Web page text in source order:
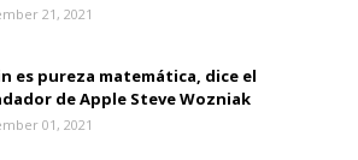
21, 2021
es pureza matemática, dice el
de Apple Steve Wozniak
01, 2021